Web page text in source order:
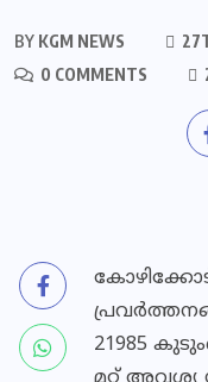
BY KGM NEWS
0 COMMENTS
21985